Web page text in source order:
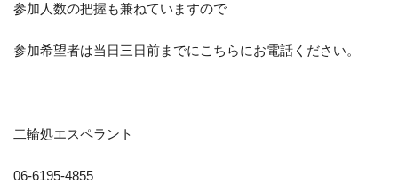
参加人数の把握も兼ねていますので
参加希望者は当日三日前までにこちらにお電話ください。
二輪処エスペラント
06-6195-4855